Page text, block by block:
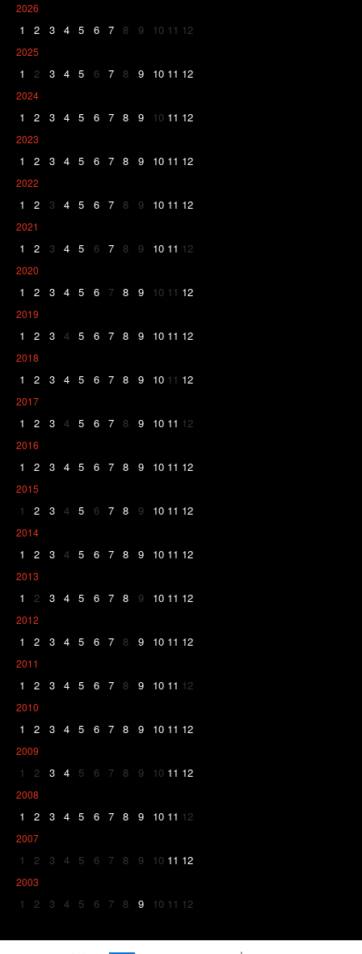
2026
1 2 3 4 5 6 7 8 9 10 11 12
2025
1 2 3 4 5 6 7 8 9 10 11 12
2024
1 2 3 4 5 6 7 8 9 10 11 12
2023
1 2 3 4 5 6 7 8 9 10 11 12
2022
1 2 3 4 5 6 7 8 9 10 11 12
2021
1 2 3 4 5 6 7 8 9 10 11 12
2020
1 2 3 4 5 6 7 8 9 10 11 12
2019
1 2 3 4 5 6 7 8 9 10 11 12
2018
1 2 3 4 5 6 7 8 9 10 11 12
2017
1 2 3 4 5 6 7 8 9 10 11 12
2016
1 2 3 4 5 6 7 8 9 10 11 12
2015
1 2 3 4 5 6 7 8 9 10 11 12
2014
1 2 3 4 5 6 7 8 9 10 11 12
2013
1 2 3 4 5 6 7 8 9 10 11 12
2012
1 2 3 4 5 6 7 8 9 10 11 12
2011
1 2 3 4 5 6 7 8 9 10 11 12
2010
1 2 3 4 5 6 7 8 9 10 11 12
2009
1 2 3 4 5 6 7 8 9 10 11 12
2008
1 2 3 4 5 6 7 8 9 10 11 12
2007
1 2 3 4 5 6 7 8 9 10 11 12
2003
1 2 3 4 5 6 7 8 9 10 11 12